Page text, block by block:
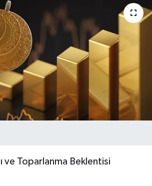
ve Toparlanma Beklentisi